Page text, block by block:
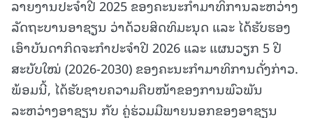
ລາຍງານປະຈໍາປີ 2025 ຂອງຄະນະກໍາມາທິການລະຫວ່າງ
ລັດຖະບານອາຊຽນ ວ່າດ້ວຍສິດທິມະນຸດ ແລະ ໄດ້ຮັບຮອງ
ເອົາບັນດາກິດຈະກໍາປະຈໍາປີ 2026 ແລະ ແຜນວຽກ 5 ປີ
ສະບັບໃໝ່ (2026-2030) ຂອງຄະນະກໍາມາທິການດັ່ງກ່າວ.
ພ້ອມນີ້, ໄດ້ຮັບຊາບຄວາມຄືບໜ້າຂອງການພົວພັນ
ລະຫວ່າງອາຊຽນ ກັບ ຄູ່ຮ່ວມມືພາຍນອກຂອງອາຊຽນ